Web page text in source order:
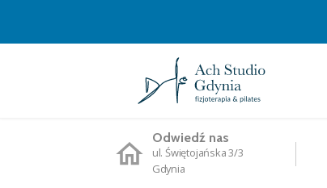
Odwiedź nas
ul. Świętojańska 3/3
Gdynia